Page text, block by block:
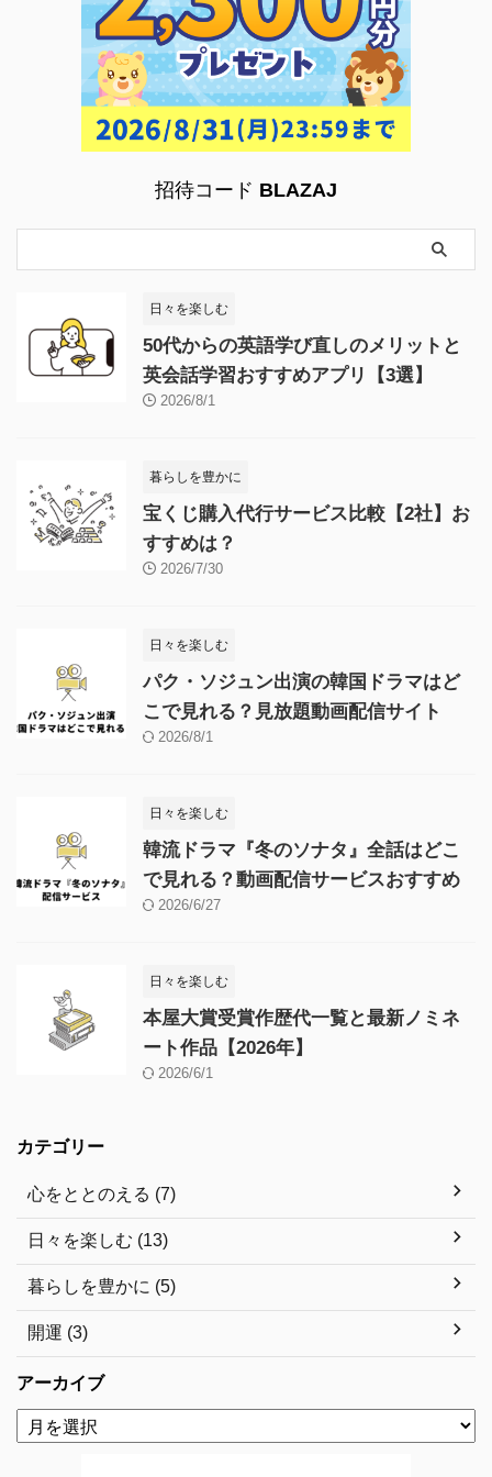
招待コード BLAZAJ
日々を楽しむ
50代からの英語学び直しのメリットと
英会話学習おすすめアプリ【3選】
2026/8/1
暮らしを豊かに
宝くじ購入代行サービス比較【2社】お
すすめは？
2026/7/30
日々を楽しむ
パク・ソジュン出演の韓国ドラマはど
こで見れる？見放題動画配信サイト
2026/8/1
日々を楽しむ
韓流ドラマ『冬のソナタ』全話はどこ
で見れる？動画配信サービスおすすめ
2026/6/27
日々を楽しむ
本屋大賞受賞作歴代一覧と最新ノミネ
ート作品【2026年】
2026/6/1
カテゴリー
心をととのえる (7)
日々を楽しむ (13)
暮らしを豊かに (5)
開運 (3)
アーカイブ